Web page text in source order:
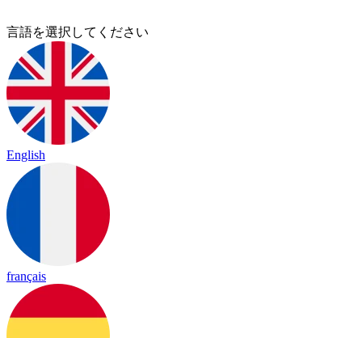
言語を選択してください
English
français